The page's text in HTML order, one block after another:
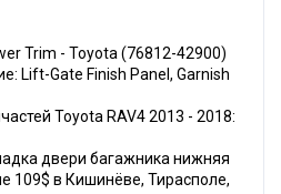
Trim - Toyota (76812-42900)
Lift-Gate Finish Panel, Garnish
Toyota RAV4 2013 - 2018:
двери багажника нижняя
109$ в Кишинёве, Тирасполе,